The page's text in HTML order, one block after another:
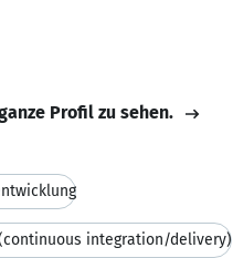
Profil zu sehen.
integration/delivery)